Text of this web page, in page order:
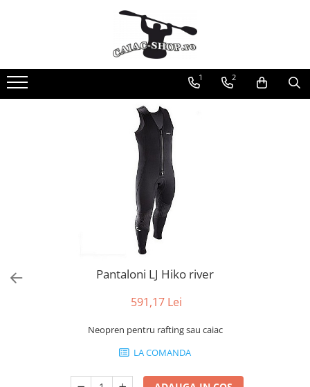
Caiace
Caiace tandem
Caiace de ape repezi (whitewater)
Canoe
Padele și pagăi
1 2
Pantaloni LJ Hiko river
591,17 Lei
Neopren pentru rafting sau caiac
LA COMANDA